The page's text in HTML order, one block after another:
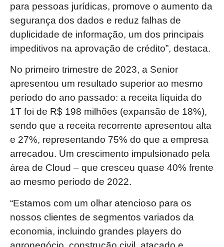
para pessoas jurídicas, promove o aumento da
segurança dos dados e reduz falhas de
duplicidade de informação, um dos principais
impeditivos na aprovação de crédito”, destaca.
No primeiro trimestre de 2023, a Senior
apresentou um resultado superior ao mesmo
período do ano passado: a receita líquida do
1T foi de R$ 198 milhões (expansão de 18%),
sendo que a receita recorrente apresentou alta
e 27%, representando 75% do que a empresa
arrecadou. Um crescimento impulsionado pela
área de Cloud – que cresceu quase 40% frente
ao mesmo período de 2022.
“Estamos com um olhar atencioso para os
nossos clientes de segmentos variados da
economia, incluindo grandes players do